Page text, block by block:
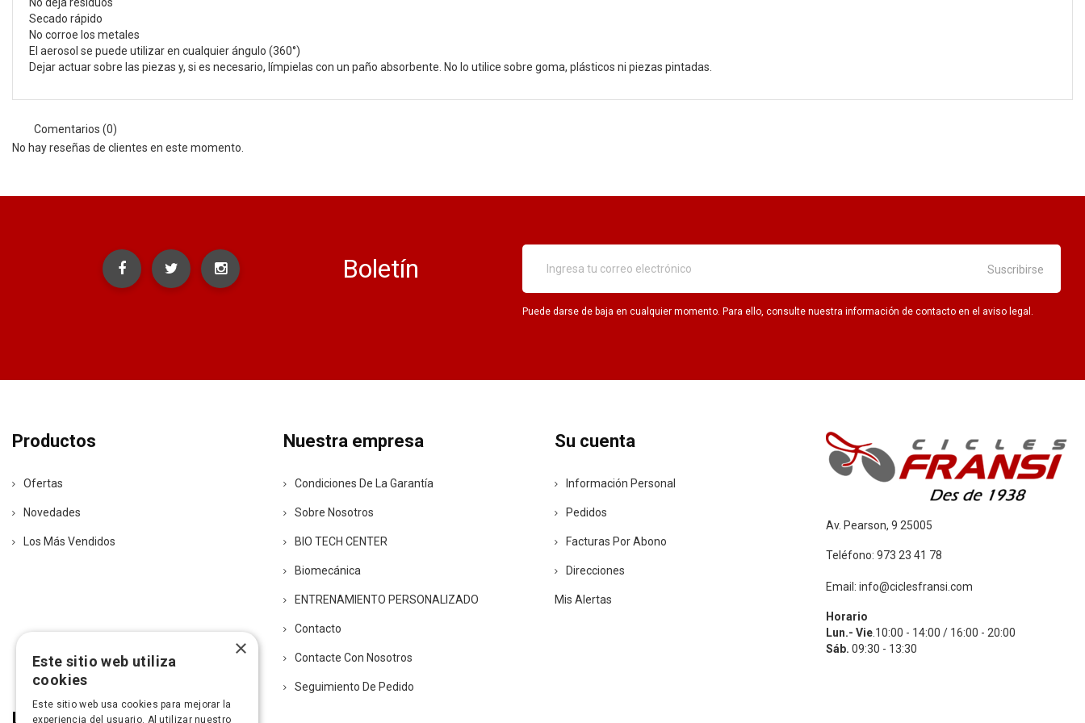
Secado rápido
No corroe los metales
El aerosol se puede utilizar en cualquier ángulo (360°)
Dejar actuar sobre las piezas y, si es necesario, límpielas con un paño absorbente. No lo utilice sobre goma, plásticos ni piezas pintadas.
Comentarios (0)
No hay reseñas de clientes en este momento.
Boletín
Puede darse de baja en cualquier momento. Para ello, consulte nuestra información de contacto en el aviso legal.
Productos
Ofertas
Novedades
Los Más Vendidos
Nuestra empresa
Condiciones De La Garantía
Sobre Nosotros
BIO TECH CENTER
Biomecánica
ENTRENAMIENTO PERSONALIZADO
Contacto
Contacte Con Nosotros
Seguimiento De Pedido
Legal
Su cuenta
Información Personal
Pedidos
Facturas Por Abono
Direcciones
Mis Alertas
Av. Pearson, 9 25005
Teléfono: 973 23 41 78
Email: info@ciclesfransi.com
Horario
Lun.- Vie .10:00 - 14:00 / 16:00 - 20:00
Sáb. 09:30 - 13:30
×
Este sitio web utiliza
cookies
Este sitio web usa cookies para mejorar la
experiencia del usuario. Al utilizar nuestro